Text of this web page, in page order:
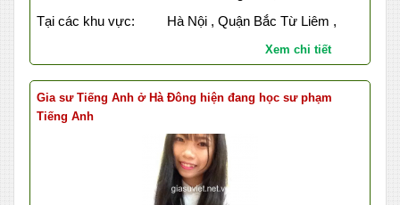
Tại các khu vực:
Hà Nội , Quận Bắc Từ Liêm ,
Xem chi tiết
Gia sư Tiếng Anh ở Hà Đông hiện đang học sư phạm
Tiếng Anh